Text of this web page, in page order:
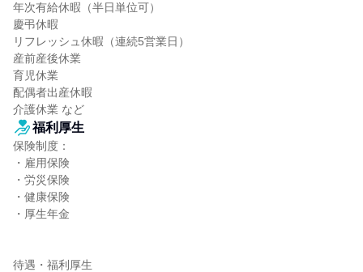
年次有給休暇（半日単位可）
慶弔休暇
リフレッシュ休暇（連続5営業日）
産前産後休業
育児休業
配偶者出産休暇
介護休業 など
福利厚生
保険制度：
・雇用保険
・労災保険
・健康保険
・厚生年金
待遇・福利厚生